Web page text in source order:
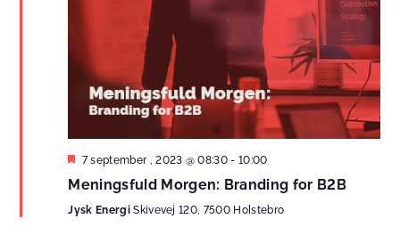
Fremhævet
7 september , 2023 @ 08:30 -10:00
Meningsfuld Morgen: Branding for B2B
Jysk EnergiSkivevej 120, 7500 Holstebro